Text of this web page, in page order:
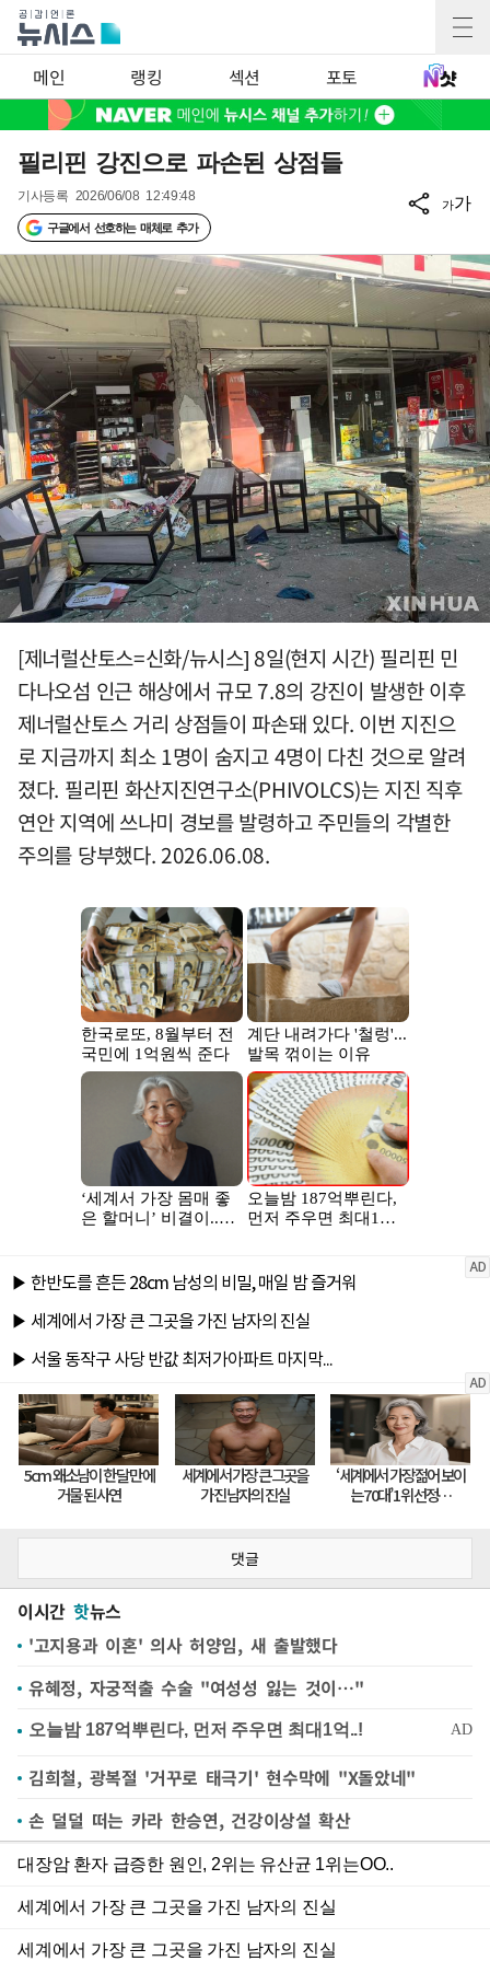
메인 랭킹 섹션 포토
필리핀 강진으로 파손된 상점들
기사등록 2026/06/08 12:49:48
구글에서 선호하는 매체로 추가
가가
[제너럴산토스=신화/뉴시스] 8일(현지 시간) 필리핀 민
다나오섬 인근 해상에서 규모 7.8의 강진이 발생한 이후
제너럴산토스 거리 상점들이 파손돼 있다. 이번 지진으
로 지금까지 최소 1명이 숨지고 4명이 다친 것으로 알려
졌다. 필리핀 화산지진연구소(PHIVOLCS)는 지진 직후
연안 지역에 쓰나미 경보를 발령하고 주민들의 각별한
주의를 당부했다. 2026.06.08.
댓글
이시간 핫뉴스
'고지용과 이혼' 의사 허양임, 새 출발했다
유혜정, 자궁적출 수술 "여성성 잃는 것이…"
김희철, 광복절 '거꾸로 태극기' 현수막에 "X돌았네"
손 덜덜 떠는 카라 한승연, 건강이상설 확산